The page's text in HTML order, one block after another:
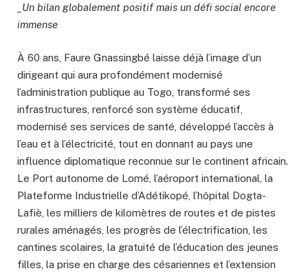
_Un bilan globalement positif mais un défi social encore
immense
À 60 ans, Faure Gnassingbé laisse déjà l’image d’un
dirigeant qui aura profondément modernisé
l’administration publique au Togo, transformé ses
infrastructures, renforcé son système éducatif,
modernisé ses services de santé, développé l’accès à
l’eau et à l’électricité, tout en donnant au pays une
influence diplomatique reconnue sur le continent africain.
Le Port autonome de Lomé, l’aéroport international, la
Plateforme Industrielle d’Adétikopé, l’hôpital Dogta-
Lafiè, les milliers de kilomètres de routes et de pistes
rurales aménagés, les progrès de l’électrification, les
cantines scolaires, la gratuité de l’éducation des jeunes
filles, la prise en charge des césariennes et l’extension